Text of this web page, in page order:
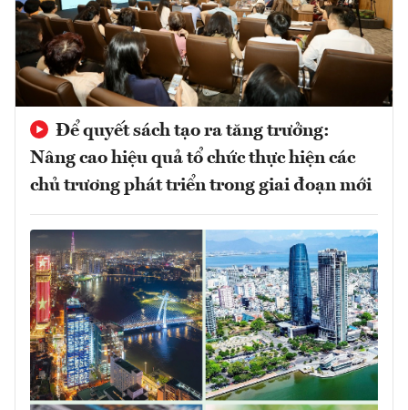
Để quyết sách tạo ra tăng trưởng:
Nâng cao hiệu quả tổ chức thực hiện các
chủ trương phát triển trong giai đoạn mới